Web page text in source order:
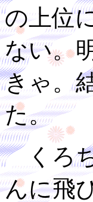
の上位
ない。
きゃ。
た。
くろち
んに飛